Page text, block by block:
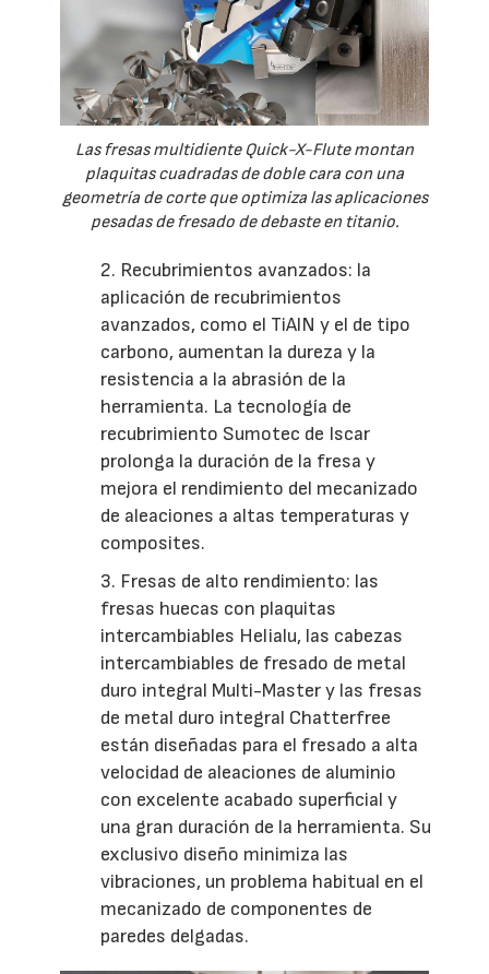
Las fresas multidiente Quick-X-Flute montan
plaquitas cuadradas de doble cara con una
geometría de corte que optimiza las aplicaciones
pesadas de fresado de debaste en titanio.
2. Recubrimientos avanzados: la
aplicación de recubrimientos
avanzados, como el TiAlN y el de tipo
carbono, aumentan la dureza y la
resistencia a la abrasión de la
herramienta. La tecnología de
recubrimiento Sumotec de Iscar
prolonga la duración de la fresa y
mejora el rendimiento del mecanizado
de aleaciones a altas temperaturas y
composites.
3. Fresas de alto rendimiento: las
fresas huecas con plaquitas
intercambiables Helialu, las cabezas
intercambiables de fresado de metal
duro integral Multi-Master y las fresas
de metal duro integral Chatterfree
están diseñadas para el fresado a alta
velocidad de aleaciones de aluminio
con excelente acabado superficial y
una gran duración de la herramienta. Su
exclusivo diseño minimiza las
vibraciones, un problema habitual en el
mecanizado de componentes de
paredes delgadas.